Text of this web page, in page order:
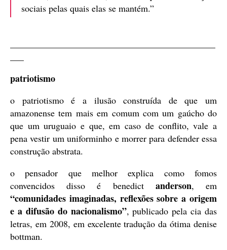
sociais pelas quais elas se mantém.”
patriotismo
o patriotismo é a ilusão construída de que um
amazonense tem mais em comum com um gaúcho do
que um uruguaio e que, em caso de conflito, vale a
pena vestir um uniforminho e morrer para defender essa
construção abstrata.
o pensador que melhor explica como fomos
convencidos disso é benedict anderson, em
“comunidades imaginadas, reflexões sobre a origem
e a difusão do nacionalismo”, publicado pela cia das
letras, em 2008, em excelente tradução da ótima denise
bottman.